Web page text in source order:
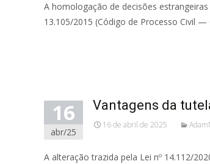
A homologação de decisões
13.105/2015 (Código de Processo Civil
16
abr/25
Vantagens da
16 de abril de 2025
A alteração trazida pela Lei nº 14.112/